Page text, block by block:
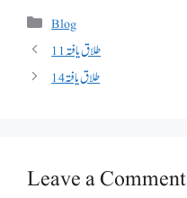
Categories
Blog
طلاق یافتہ 11
طلاق یافتہ 14
Leave a Comment